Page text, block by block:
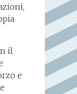
il
e